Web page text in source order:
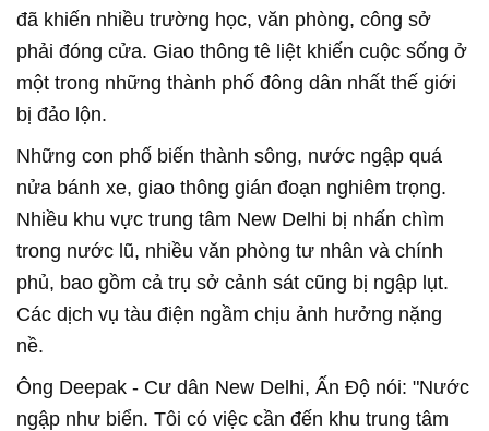
đã khiến nhiều trường học, văn phòng, công sở
phải đóng cửa. Giao thông tê liệt khiến cuộc sống ở
một trong những thành phố đông dân nhất thế giới
bị đảo lộn.
Những con phố biến thành sông, nước ngập quá
nửa bánh xe, giao thông gián đoạn nghiêm trọng.
Nhiều khu vực trung tâm New Delhi bị nhấn chìm
trong nước lũ, nhiều văn phòng tư nhân và chính
phủ, bao gồm cả trụ sở cảnh sát cũng bị ngập lụt.
Các dịch vụ tàu điện ngầm chịu ảnh hưởng nặng
nề.
Ông Deepak - Cư dân New Delhi, Ấn Độ nói: "Nước
ngập như biển. Tôi có việc cần đến khu trung tâm